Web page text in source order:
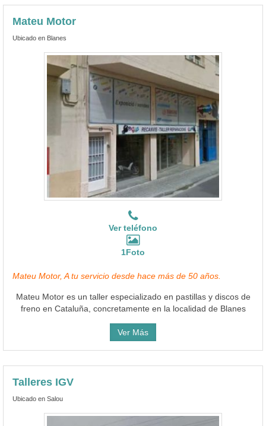
Mateu Motor
Ubicado en Blanes
Ver teléfono
1Foto
Mateu Motor, A tu servicio desde hace más de 50 años.
Mateu Motor es un taller especializado en pastillas y discos de
freno en Cataluña, concretamente en la localidad de Blanes
Ver Más
Talleres IGV
Ubicado en Salou